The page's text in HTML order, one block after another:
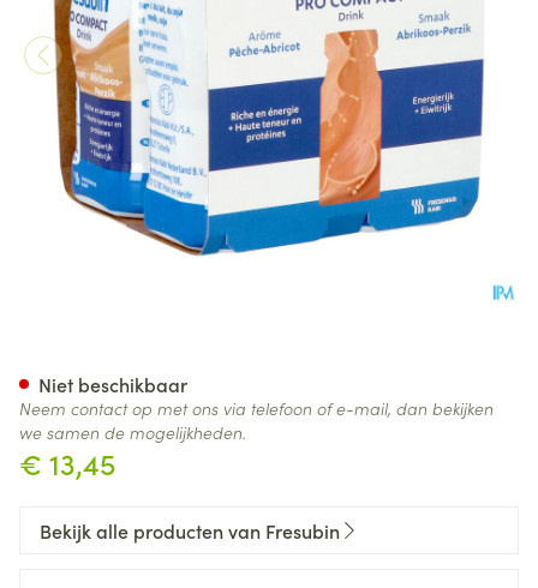
€ 13,45
Niet beschikbaar
Neem contact op met ons via telefoon of e-mail, dan bekijken
we samen de mogelijkheden.
Bekijk alle producten van Fresubin